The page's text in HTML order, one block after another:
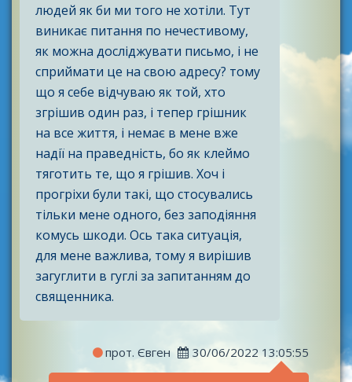
людей як би ми того не хотіли. Тут
виникає питання по нечестивому,
як можна досліджувати письмо, і не
сприймати це на свою адресу? тому
що я себе відчуваю як той, хто
згрішив один раз, і тепер грішник
на все життя, і немає в мене вже
надії на праведність, бо як клеймо
тяготить те, що я грішив. Хоч і
прогріхи були такі, що стосувались
тільки мене одного, без заподіяння
комусь шкоди. Ось така ситуація,
для мене важлива, тому я вирішив
загуглити в гуглі за запитанням до
священника.
прот. Євген 30/06/2022 13:05:55